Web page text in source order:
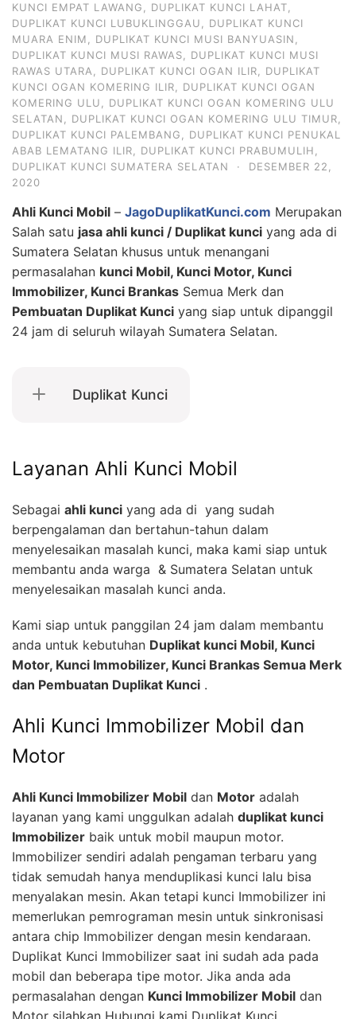
KUNCI EMPAT LAWANG, DUPLIKAT KUNCI LAHAT,
DUPLIKAT KUNCI LUBUKLINGGAU, DUPLIKAT KUNCI
MUARA ENIM, DUPLIKAT KUNCI MUSI BANYUASIN,
DUPLIKAT KUNCI MUSI RAWAS, DUPLIKAT KUNCI MUSI
RAWAS UTARA, DUPLIKAT KUNCI OGAN ILIR, DUPLIKAT
KUNCI OGAN KOMERING ILIR, DUPLIKAT KUNCI OGAN
KOMERING ULU, DUPLIKAT KUNCI OGAN KOMERING ULU
SELATAN, DUPLIKAT KUNCI OGAN KOMERING ULU TIMUR,
DUPLIKAT KUNCI PALEMBANG, DUPLIKAT KUNCI PENUKAL
ABAB LEMATANG ILIR, DUPLIKAT KUNCI PRABUMULIH,
DUPLIKAT KUNCI SUMATERA SELATAN
·
DESEMBER 22,
2020
Ahli Kunci Mobil – JagoDuplikatKunci.com Merupakan
Salah satu jasa ahli kunci / Duplikat kunci yang ada di
Sumatera Selatan khusus untuk menangani
permasalahan kunci Mobil, Kunci Motor, Kunci
Immobilizer, Kunci Brankas Semua Merk dan
Pembuatan Duplikat Kunci yang siap untuk dipanggil
24 jam di seluruh wilayah Sumatera Selatan.
Duplikat Kunci
Layanan Ahli Kunci Mobil
Sebagai ahli kunci yang ada di yang sudah
berpengalaman dan bertahun-tahun dalam
menyelesaikan masalah kunci, maka kami siap untuk
membantu anda warga & Sumatera Selatan untuk
menyelesaikan masalah kunci anda.
Kami siap untuk panggilan 24 jam dalam membantu
anda untuk kebutuhan Duplikat kunci Mobil, Kunci
Motor, Kunci Immobilizer, Kunci Brankas Semua Merk
dan Pembuatan Duplikat Kunci .
Ahli Kunci Immobilizer Mobil dan
Motor
Ahli Kunci Immobilizer Mobil dan Motor adalah
layanan yang kami unggulkan adalah duplikat kunci
Immobilizer baik untuk mobil maupun motor.
Immobilizer sendiri adalah pengaman terbaru yang
tidak semudah hanya menduplikasi kunci lalu bisa
menyalakan mesin. Akan tetapi kunci Immobilizer ini
memerlukan pemrograman mesin untuk sinkronisasi
antara chip Immobilizer dengan mesin kendaraan.
Duplikat Kunci Immobilizer saat ini sudah ada pada
mobil dan beberapa tipe motor. Jika anda ada
permasalahan dengan Kunci Immobilizer Mobil dan